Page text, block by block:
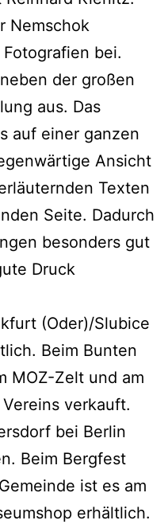
Nemschok
bei.
der großen
aus. Das
auf einer ganzen
Ansicht
Texten
Seite. Dadurch
besonders gut
Druck
(Oder)/Slubice
Beim Bunten
MOZ-Zelt und am
verkauft.
bei Berlin
Beim Bergfest
ist es am
erhältlich.